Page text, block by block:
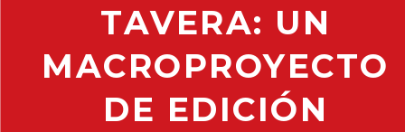
TAVERA: UN
MACROPROYECTO
DE EDICIÓN